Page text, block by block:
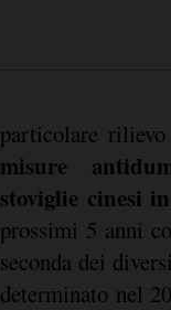
particolare
misure
stoviglie cinesi
prossimi 5 anni
seconda dei
determinato nel